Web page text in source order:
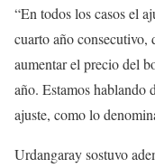
“En todos los casos el
cuarto año consecutivo,
aumentar el precio del
año. Estamos hablando
ajuste, como lo
Urdangaray sostuvo